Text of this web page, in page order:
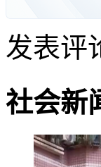
发表评
社会新